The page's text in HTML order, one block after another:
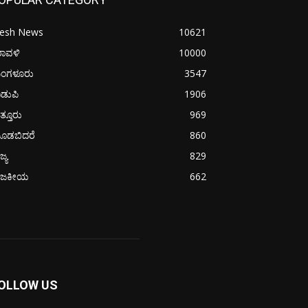
News
10621
10000
3547
1906
969
860
829
662
US